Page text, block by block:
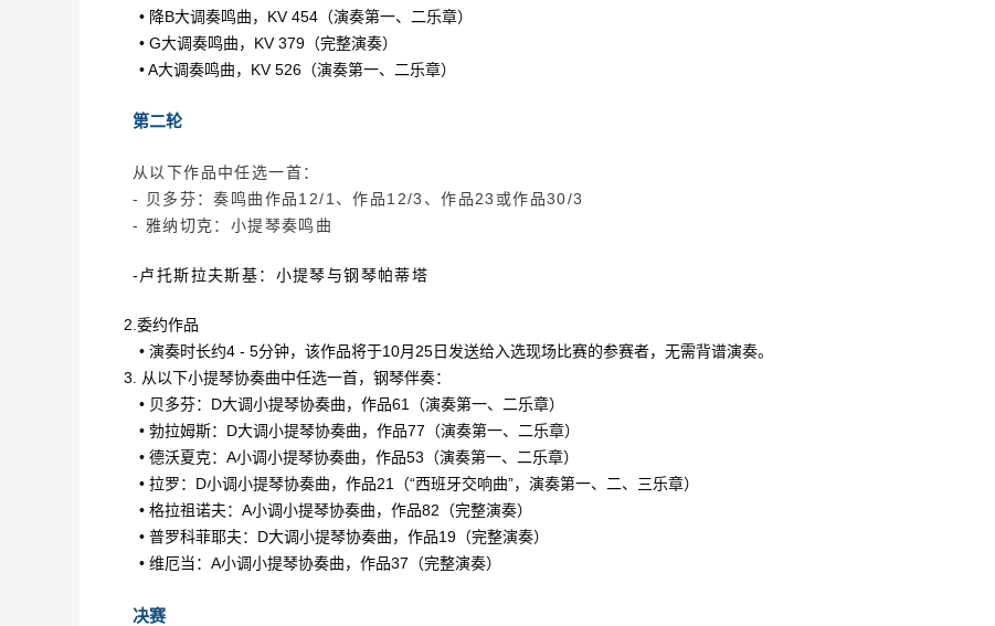
• 降B大调奏鸣曲，KV 454（演奏第一、二乐章）
• G大调奏鸣曲，KV 379（完整演奏）
• A大调奏鸣曲，KV 526（演奏第一、二乐章）
第二轮
从以下作品中任选一首：
- 贝多芬：奏鸣曲作品12/1、作品12/3、作品23或作品30/3
- 雅纳切克：小提琴奏鸣曲
-卢托斯拉夫斯基：小提琴与钢琴帕蒂塔
2.委约作品
• 演奏时长约4 - 5分钟，该作品将于10月25日发送给入选现场比赛的参赛者，无需背谱演奏。
3. 从以下小提琴协奏曲中任选一首，钢琴伴奏：
• 贝多芬：D大调小提琴协奏曲，作品61（演奏第一、二乐章）
• 勃拉姆斯：D大调小提琴协奏曲，作品77（演奏第一、二乐章）
• 德沃夏克：A小调小提琴协奏曲，作品53（演奏第一、二乐章）
• 拉罗：D小调小提琴协奏曲，作品21（“西班牙交响曲”，演奏第一、二、三乐章）
• 格拉祖诺夫：A小调小提琴协奏曲，作品82（完整演奏）
• 普罗科菲耶夫：D大调小提琴协奏曲，作品19（完整演奏）
• 维厄当：A小调小提琴协奏曲，作品37（完整演奏）
决赛